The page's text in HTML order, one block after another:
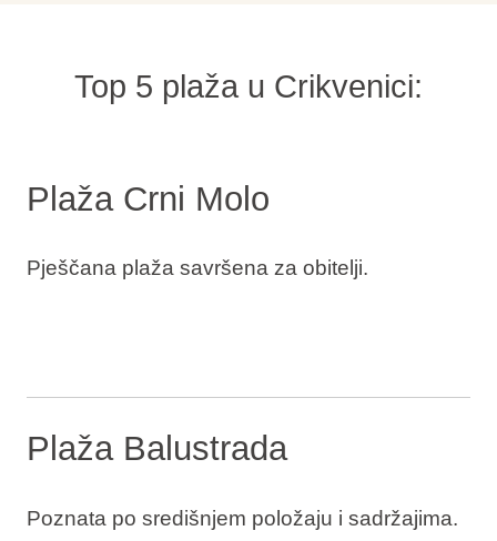
Top 5 plaža u Crikvenici:
Plaža Crni Molo
Pješčana plaža savršena za obitelji.
Plaža Balustrada
Poznata po središnjem položaju i sadržajima.